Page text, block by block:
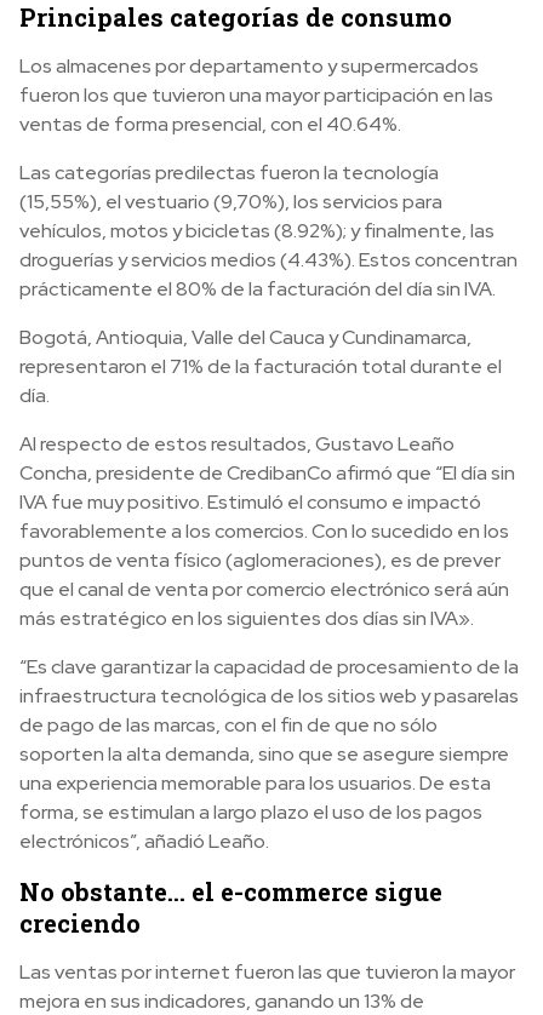
Principales categorías de consumo
Los almacenes por departamento y supermercados
fueron los que tuvieron una mayor participación en las
ventas de forma presencial, con el 40.64%.
Las categorías predilectas fueron la tecnología
(15,55%), el vestuario (9,70%), los servicios para
vehículos, motos y bicicletas (8.92%); y finalmente, las
droguerías y servicios medios (4.43%). Estos concentran
prácticamente el 80% de la facturación del día sin IVA.
Bogotá, Antioquia, Valle del Cauca y Cundinamarca,
representaron el 71% de la facturación total durante el
día.
Al respecto de estos resultados, Gustavo Leaño
Concha, presidente de CredibanCo afirmó que “El día sin
IVA fue muy positivo. Estimuló el consumo e impactó
favorablemente a los comercios. Con lo sucedido en los
puntos de venta físico (aglomeraciones), es de prever
que el canal de venta por comercio electrónico será aún
más estratégico en los siguientes dos días sin IVA».
“Es clave garantizar la capacidad de procesamiento de la
infraestructura tecnológica de los sitios web y pasarelas
de pago de las marcas, con el fin de que no sólo
soporten la alta demanda, sino que se asegure siempre
una experiencia memorable para los usuarios. De esta
forma, se estimulan a largo plazo el uso de los pagos
electrónicos”, añadió Leaño.
No obstante… el e-commerce sigue
creciendo
Las ventas por internet fueron las que tuvieron la mayor
mejora en sus indicadores, ganando un 13% de